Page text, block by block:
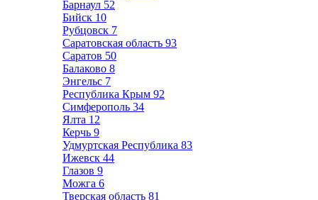
Барнаул 52
Бийск 10
Рубцовск 7
Саратовская область 93
Саратов 50
Балаково 8
Энгельс 7
Республика Крым 92
Симферополь 34
Ялта 12
Керчь 9
Удмуртская Республика 83
Ижевск 44
Глазов 9
Можга 6
Тверская область 81